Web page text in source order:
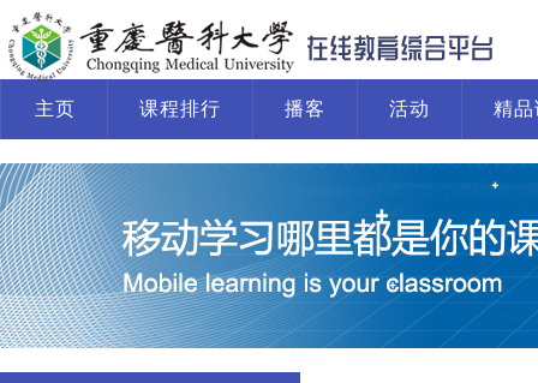
主页 课程排行 播客 活动 精品
系统运行报告